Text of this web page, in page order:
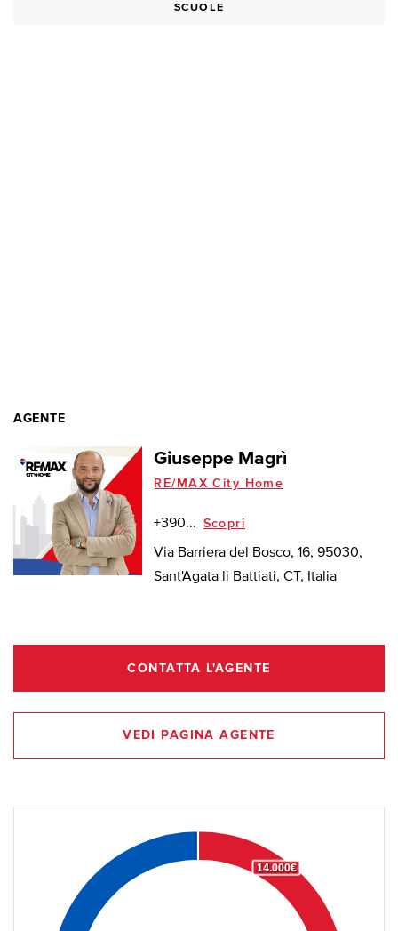
SCUOLE
AGENTE
Giuseppe Magrì
RE/MAX City Home
+390... Scopri
Via Barriera del Bosco, 16, 95030,
Sant'Agata li Battiati, CT, Italia
CONTATTA L'AGENTE
VEDI PAGINA AGENTE
14.000€